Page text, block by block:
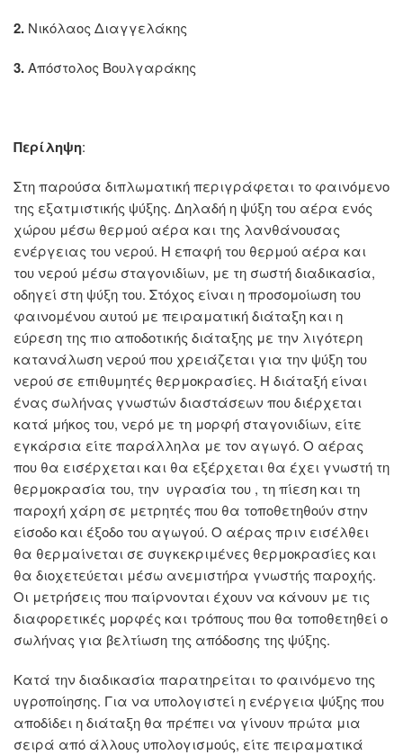
2. Νικόλαος Διαγγελάκης
3.Απόστολος Βουλγαράκης
Περίληψη:
Στη παρούσα διπλωματική περιγράφεται το φαινόμενο
της εξατμιστικής ψύξης. Δηλαδή η ψύξη του αέρα ενός
χώρου μέσω θερμού αέρα και της λανθάνουσας
ενέργειας του νερού. Η επαφή του θερμού αέρα και
του νερού μέσω σταγονιδίων, με τη σωστή διαδικασία,
οδηγεί στη ψύξη του. Στόχος είναι η προσομοίωση του
φαινομένου αυτού με πειραματική διάταξη και η
εύρεση της πιο αποδοτικής διάταξης με την λιγότερη
κατανάλωση νερού που χρειάζεται για την ψύξη του
νερού σε επιθυμητές θερμοκρασίες. Η διάταξή είναι
ένας σωλήνας γνωστών διαστάσεων που διέρχεται
κατά μήκος του, νερό με τη μορφή σταγονιδίων, είτε
εγκάρσια είτε παράλληλα με τον αγωγό. Ο αέρας
που θα εισέρχεται και θα εξέρχεται θα έχει γνωστή τη
θερμοκρασία του, την υγρασία του , τη πίεση και τη
παροχή χάρη σε μετρητές που θα τοποθετηθούν στην
είσοδο και έξοδο του αγωγού. Ο αέρας πριν εισέλθει
θα θερμαίνεται σε συγκεκριμένες θερμοκρασίες και
θα διοχετεύεται μέσω ανεμιστήρα γνωστής παροχής.
Οι μετρήσεις που παίρνονται έχουν να κάνουν με τις
διαφορετικές μορφές και τρόπους που θα τοποθετηθεί ο
σωλήνας για βελτίωση της απόδοσης της ψύξης.
Κατά την διαδικασία παρατηρείται το φαινόμενο της
υγροποίησης. Για να υπολογιστεί η ενέργεια ψύξης που
αποδίδει η διάταξη θα πρέπει να γίνουν πρώτα μια
σειρά από άλλους υπολογισμούς, είτε πειραματικά